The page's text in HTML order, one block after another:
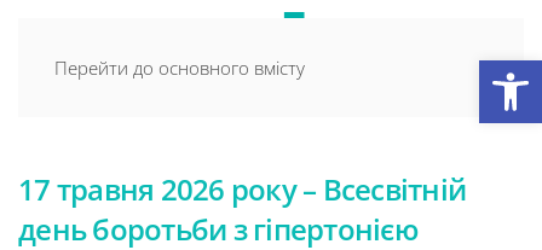
Перейти до основного вмісту
17 травня 2026 року – Всесвітній
день боротьби з гіпертонією